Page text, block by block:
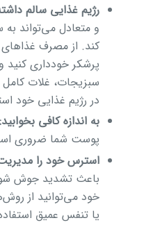
رژیم غذایی سالم
و متعادل می‌تواند
کند. از مصرف
پرشکر خودداری کنید
سبزیجات، غلات
در رژیم غذایی خود
به اندازه کافی بخوابید:
پوست شما ضروری
استرس خود را
باعث تشدید جوش
خود می‌توانید از
یا تنفس عمیق